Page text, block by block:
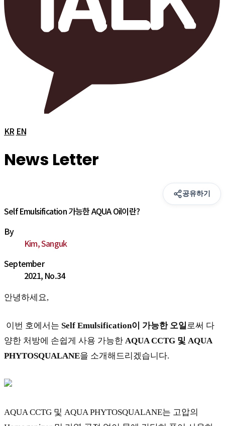
KR EN
News Letter
공유하기
Self Emulsification 가능한 AQUA Oil이란?
By
Kim, Sanguk
September
2021, No.34
안녕하세요,
이번 호에서는 Self Emulsification이 가능한오일로써 다
양한 처방에 손쉽게 사용 가능한 AQUA CCTG 및 AQUA
PHYTOSQUALANE을 소개해드리겠습니다.
AQUA CCTG 및 AQUA PHYTOSQUALANE는 고압의